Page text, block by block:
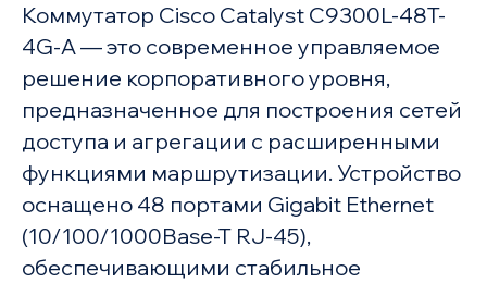
Характеристики
Коммутатор Cisco Catalyst C9300L-48T-
4G-A — это современное управляемое
решение корпоративного уровня,
предназначенное для построения сетей
доступа и агрегации с расширенными
функциями маршрутизации. Устройство
оснащено 48 портами Gigabit Ethernet
(10/100/1000Base-T RJ-45),
обеспечивающими стабильное